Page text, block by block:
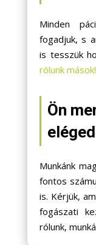
Minden
fogadjuk, s
is tesszük
rólunk mások!
Ön
Munkánk
fontos
is. Kérjük,
fogászati
rólunk,